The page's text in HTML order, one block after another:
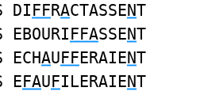
DIFFRACTASSENT
EBOURIFFASSENT
ECHAUFFERAIENT
EFAUFILERAIENT